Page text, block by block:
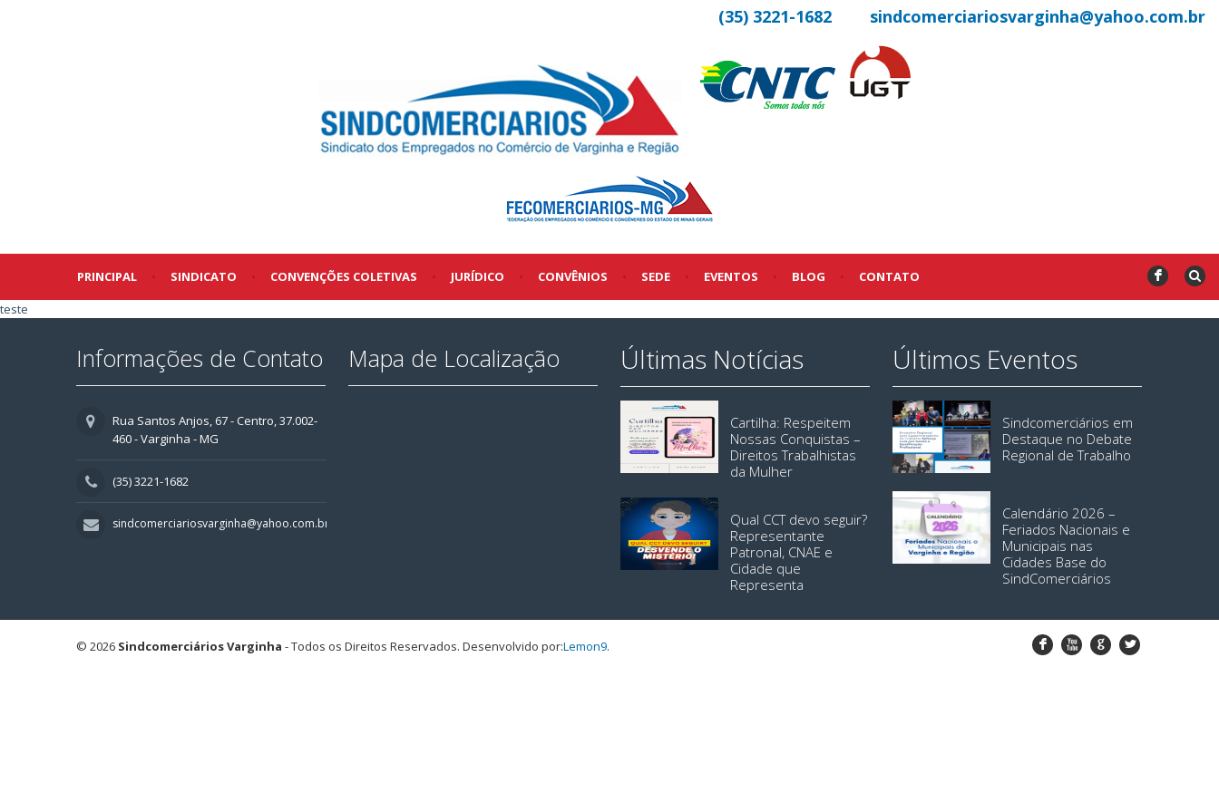
(35) 3221-1682 sindcomerciariosvarginha@yahoo.com.br
PRINCIPAL • SINDICATO • CONVENÇÕES COLETIVAS • JURÍDICO • CONVÊNIOS • SEDE • EVENTOS • BLOG • CONTATO F
teste
Informações de Contato
Rua Santos Anjos, 67 - Centro, 37.002-
460 - Varginha - MG
(35) 3221-1682
sindcomerciariosvarginha@yahoo.com.br
Mapa de Localização Últimas Notícias
Cartilha: Respeitem
Nossas Conquistas –
Direitos Trabalhistas
da Mulher
Qual CCT devo seguir?
Representante
Patronal, CNAE e
Cidade que
Representa
Últimos Eventos
Sindcomerciários em
Destaque no Debate
Regional de Trabalho
Calendário 2026 –
Feriados Nacionais e
Municipais nas
Cidades Base do
SindComerciários
© 2026 Sindcomerciários Varginha - Todos os Direitos Reservados. Desenvolvido por:Lemon9. F X G L